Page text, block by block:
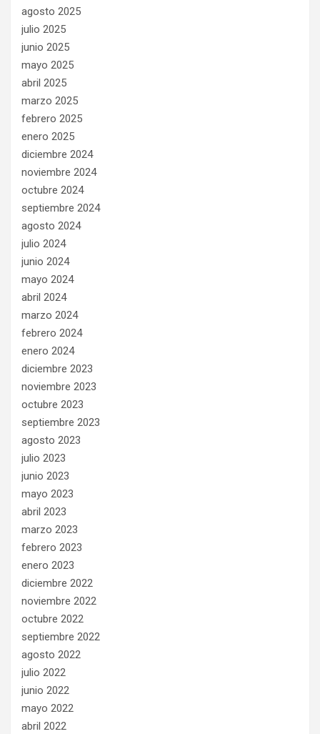
agosto 2025
julio 2025
junio 2025
mayo 2025
abril 2025
marzo 2025
febrero 2025
enero 2025
diciembre 2024
noviembre 2024
octubre 2024
septiembre 2024
agosto 2024
julio 2024
junio 2024
mayo 2024
abril 2024
marzo 2024
febrero 2024
enero 2024
diciembre 2023
noviembre 2023
octubre 2023
septiembre 2023
agosto 2023
julio 2023
junio 2023
mayo 2023
abril 2023
marzo 2023
febrero 2023
enero 2023
diciembre 2022
noviembre 2022
octubre 2022
septiembre 2022
agosto 2022
julio 2022
junio 2022
mayo 2022
abril 2022